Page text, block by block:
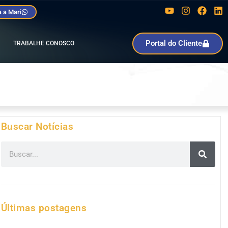
a Mari
TRABALHE CONOSCO Portal do Cliente
Buscar Notícias
Últimas postagens